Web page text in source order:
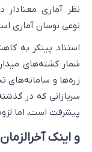
نظر آماری
نوعی نوسان آماری
استناد پینکر به
شمار کشته‌های
زره‌ها و سامانه‌های
سربازانی که در
پیشرفت است، اما
و اینک آخرالزمان